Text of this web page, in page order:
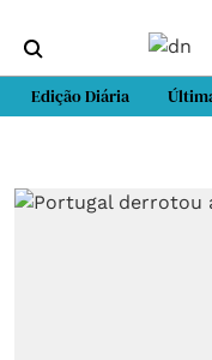
Edição Diária